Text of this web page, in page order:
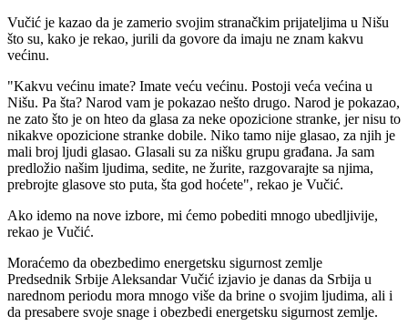
Vučić je kazao da je zamerio svojim stranačkim prijateljima u Nišu
što su, kako je rekao, jurili da govore da imaju ne znam kakvu
većinu.
"Kakvu većinu imate? Imate veću većinu. Postoji veća većina u
Nišu. Pa šta? Narod vam je pokazao nešto drugo. Narod je pokazao,
ne zato što je on hteo da glasa za neke opozicione stranke, jer nisu to
nikakve opozicione stranke dobile. Niko tamo nije glasao, za njih je
mali broj ljudi glasao. Glasali su za nišku grupu građana. Ja sam
predložio našim ljudima, sedite, ne žurite, razgovarajte sa njima,
prebrojte glasove sto puta, šta god hoćete", rekao je Vučić.
Ako idemo na nove izbore, mi ćemo pobediti mnogo ubedljivije,
rekao je Vučić.
Moraćemo da obezbedimo energetsku sigurnost zemlje
Predsednik Srbije Aleksandar Vučić izjavio je danas da Srbija u
narednom periodu mora mnogo više da brine o svojim ljudima, ali i
da presabere svoje snage i obezbedi energetsku sigurnost zemlje.